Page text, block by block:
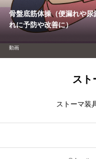
骨盤底筋体操（便漏れや尿
れに予防や改善に）
動画
ス
ストーマ装